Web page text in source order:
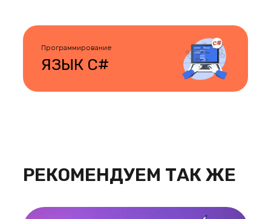
Программирование
ЯЗЫК C#
РЕКОМЕНДУЕМ ТАК ЖЕ